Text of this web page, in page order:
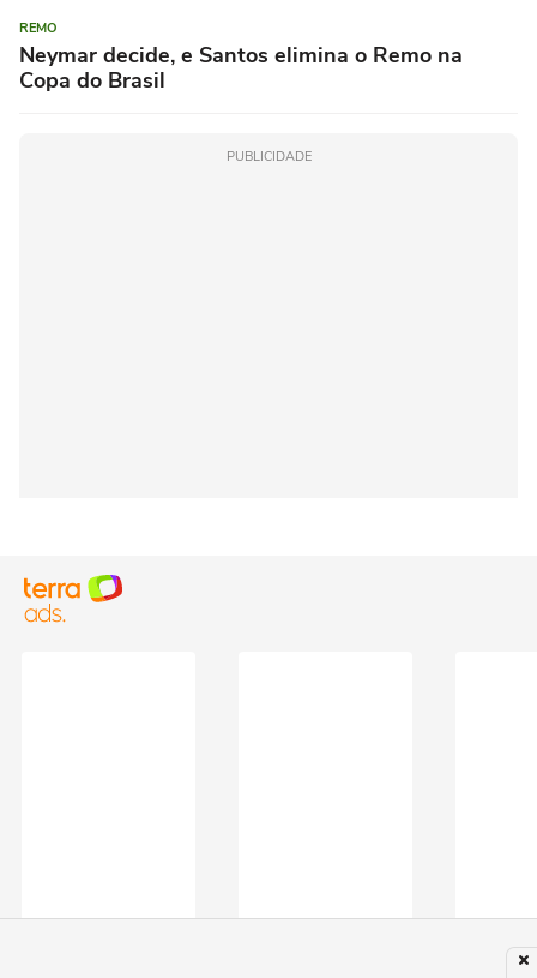
REMO
Neymar decide, e Santos elimina o Remo na
Copa do Brasil
PUBLICIDADE